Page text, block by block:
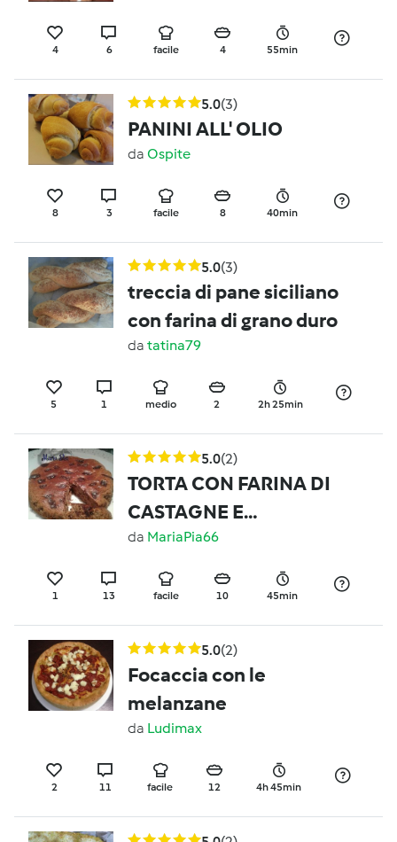
4 6 facile 4 55min
5.0(3)
PANINI ALL' OLIO
da Ospite
8 3 facile 8 40min
5.0(3)
treccia di pane siciliano
con farina di grano duro
da tatina79
5 1 medio 2 2h 25min
5.0(2)
TORTA CON FARINA DI
CASTAGNE E
CIOCCOLATO
da MariaPia66
1 13 facile 10 45min
5.0(2)
Focaccia con le
melanzane
da Ludimax
2 11 facile 12 4h 45min